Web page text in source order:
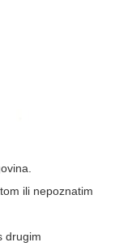
ili nepoznatim
drugim